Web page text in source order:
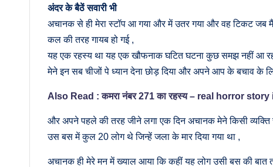
अंदर के बैठें सवारी भी
अचानक से ही मेरा स्टॉप आ गया और में उतर गया और वह टिकट जब
कल की तरह गायब हो गई ,
यह एक रहस्य था यह एक खौफनाक घटित घटना कुछ समझ नहीं आ
मेने इन सब चीजों पे ध्यान देना छोड़ दिया और अपने आप के बचाव के
Also Read : कमरा नंबर 271 का रहस्य – real horror
और अपने पहले की तरह जीने लगा एक दिन अचानक मेने किसी
उस बस में कुल 20 लोग थे जिन्हें जला के मार दिया गया था ,
अचानक ही मेरे मन में ख्याल आया कि कहीं यह लोग उसी बस की बात